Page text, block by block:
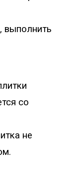
выполнить
со
не